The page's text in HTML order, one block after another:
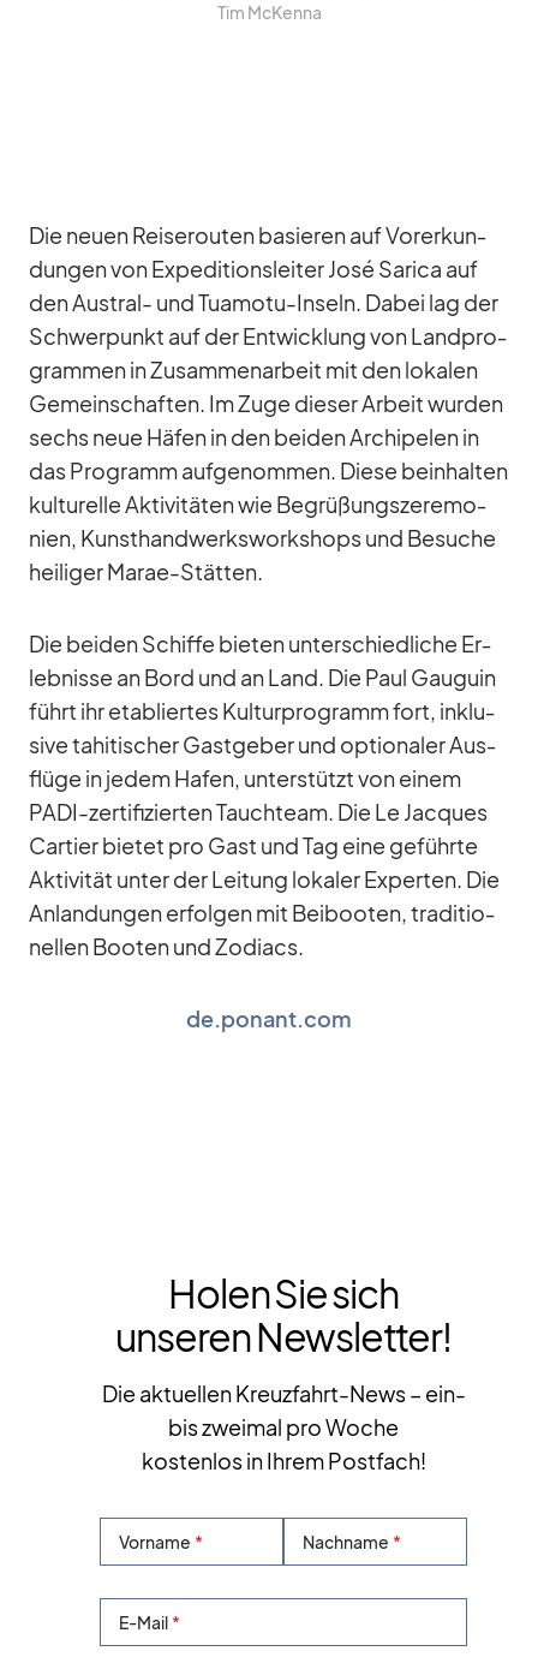
Tim McKenna
Die neuen Rei­se­rou­ten ba­sie­ren auf Vor­er­kun­
dun­gen von Ex­pe­di­ti­ons­lei­ter José Sa­rica auf
den Aus­tral- und Tu­a­motu-In­seln. Da­bei lag der
Schwer­punkt auf der Ent­wick­lung von Land­pro­
gram­men in Zu­sam­men­ar­beit mit den lo­ka­len
Ge­mein­schaf­ten. Im Zuge die­ser Ar­beit wur­den
sechs neue Hä­fen in den bei­den Ar­chi­pe­len in
das Pro­gramm auf­ge­nom­men. Diese be­inhal­ten
kul­tu­relle Ak­ti­vi­tä­ten wie Be­grü­ßungs­ze­re­mo­
nien, Kunst­hand­werks­work­shops und Be­su­che
hei­li­ger Ma­rae-Stät­ten.
Die bei­den Schiffe bie­ten un­ter­schied­li­che Er­
leb­nisse an Bord und an Land. Die Paul Gau­guin
führt ihr eta­blier­tes Kul­tur­pro­gramm fort, in­klu­
sive ta­hi­ti­scher Gast­ge­ber und op­tio­na­ler Aus­
flüge in je­dem Ha­fen, un­ter­stützt von ei­nem
PADI-zer­ti­fi­zier­ten Tauch­team. Die Le Jac­ques
Car­tier bie­tet pro Gast und Tag eine ge­führte
Ak­ti­vi­tät un­ter der Lei­tung lo­ka­ler Ex­per­ten. Die
An­lan­dun­gen er­fol­gen mit Bei­boo­ten, tra­di­tio­
nel­len Boo­ten und Zo­diacs.
de.ponant.com
Holen Sie sich
unseren Newsletter!
Die aktuellen Kreuzfahrt-News – ein-
bis zweimal pro Woche
kostenlos in Ihrem Postfach!
Vorname Nachname
E-Mail